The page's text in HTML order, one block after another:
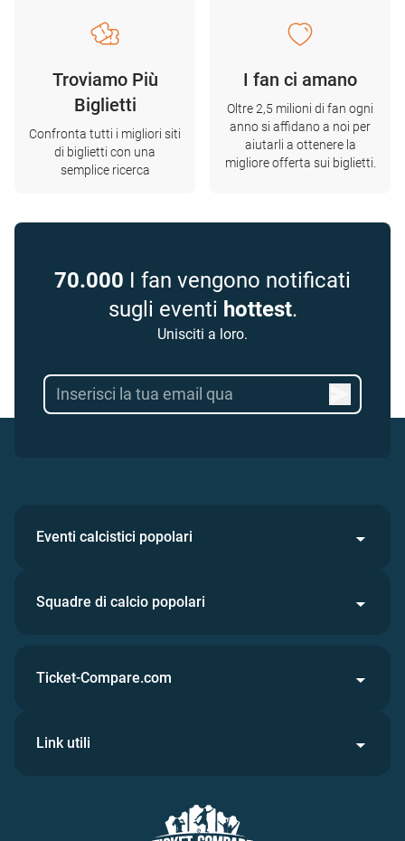
Troviamo Più
Biglietti
Confronta tutti i migliori siti
di biglietti con una
semplice ricerca
I fan ci amano
Oltre 2,5 milioni di fan ogni
anno si affidano a noi per
aiutarli a ottenere la
migliore offerta sui biglietti.
70.000 I fan vengono notificati
sugli eventi hottest.
Unisciti a loro.
Eventi calcistici popolari
Squadre di calcio popolari
Ticket-Compare.com
Link utili